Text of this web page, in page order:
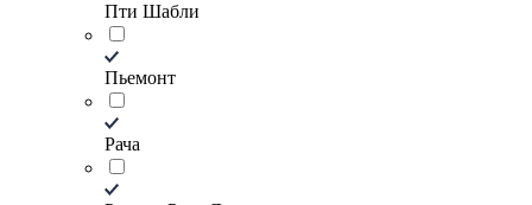
Пти Шабли
Пьемонт
Рача